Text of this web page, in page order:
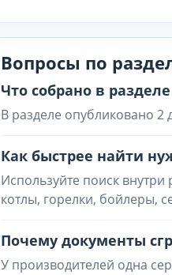
Вопросы по
Что собрано в разделе
В разделе опубликовано 2
Как быстрее найти
Используйте поиск
котлы, горелки, бойлеры,
Почему документы
У производителей одна